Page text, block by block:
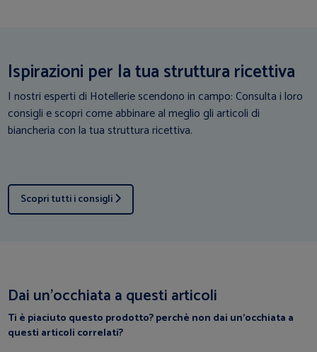
Ispirazioni per la tua struttura ricettiva
I nostri esperti di Hotellerie scendono in campo: Consulta i loro
consigli e scopri come abbinare al meglio gli articoli di
biancheria con la tua struttura ricettiva.
Scopri tutti i consigli
Dai un’occhiata a questi articoli
Ti è piaciuto questo prodotto? perchè non dai un’occhiata a
questi articoli correlati?